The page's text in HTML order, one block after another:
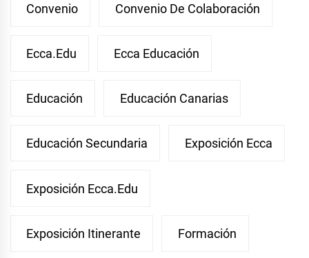
Convenio Convenio De Colaboración
Ecca.edu Ecca Educación
Educación Educación Canarias
Educación Secundaria Exposición Ecca
Exposición Ecca.edu
Exposición Itinerante Formación